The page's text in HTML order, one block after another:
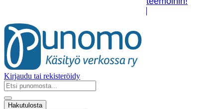
Kirjaudu tai rekisteröidy
Search
...
Hakutulosta